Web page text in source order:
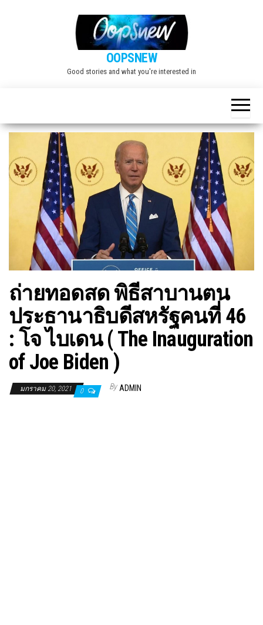
OOPSNEW
Good stories and what you're interested in
ถ่ายทอดสด พิธีสาบานตน
ประธานาธิบดีสหรัฐคนที่ 46
: โจ ไบเดน ( The Inauguration
of Joe Biden )
มกราคม 20, 2021 0 By ADMIN